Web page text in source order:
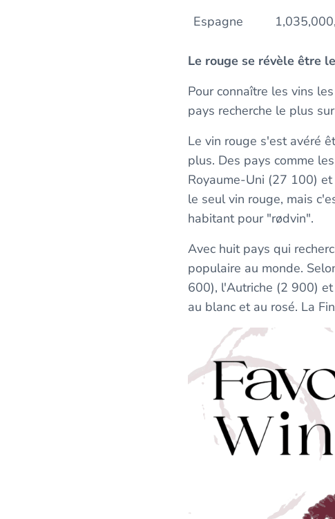
Espagne
Le rouge se révèle être
Pour connaître les vins
pays recherche le plus
Le vin rouge s'est avéré
plus. Des pays comme
Royaume-Uni (27 100)
le seul vin rouge, mais
habitant pour "rødvin".
Avec huit pays qui
populaire au monde.
600), l'Autriche (2 900)
au blanc et au rosé. La